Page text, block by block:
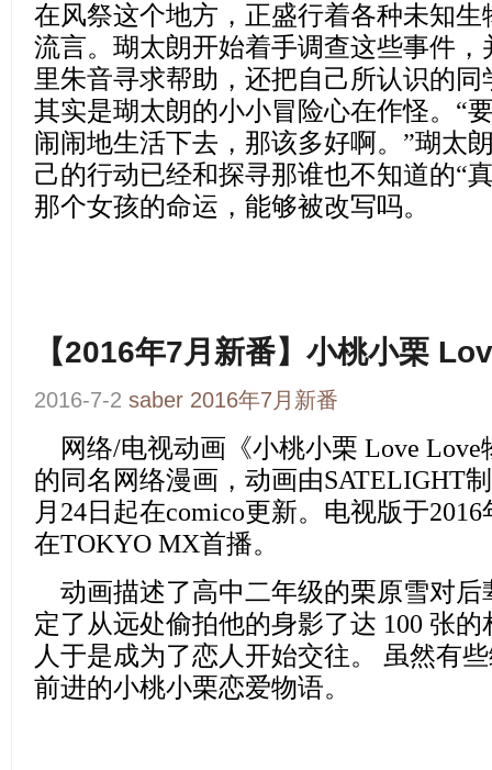
在风祭这个地方，正盛行着各种未知
流言。瑚太朗开始着手调查这些事件
里朱音寻求帮助，还把自己所认识的
其实是瑚太朗的小小冒险心在作怪。“
闹闹地生活下去，那该多好啊。”瑚太
己的行动已经和探寻那谁也不知道的
那个女孩的命运，能够被改写吗。
【2016年7月新番】小桃小栗
2016-7-2 saber 2016年7月新番
网络/电视动画 《小桃小栗 Love
的同名网络漫画，动画由SATELIGHT
月24日起在comico更新。电视版于
在TOKYO MX首播。
动画描述了高中二年级的栗原雪对后
定了从远处偷拍他的身影了达 100 张
人于是成为了恋人开始交往。 虽然有
前进的小桃小栗恋爱物语。